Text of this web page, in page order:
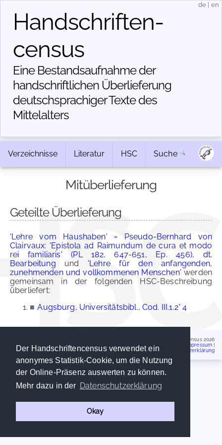
Der Handschriftencensus verwendet ein
anonymes Statistik-Cookie, um die Nutzung
der Online-Präsenz auswerten zu können.
Mehr dazu in der Datenschutzerklärung
Okay
Handschriften­
census
Eine Bestandsaufnahme der
handschriftlichen Über­lieferung
deutschsprachiger Texte des
Mittelalters
de en
Verzeichnisse Literatur HSC Suche
Mitüberlieferung
Geteilte Überlieferung
'Lehre vom Haushaben' = Pseudo-Bernhard von
Clairvaux: 'Epistola ad Raimundum de cura et modo
rei familiaris' (PL 182, 647-651, Ep. 456), dt.
Bearbeitung und 'Lehre für den anfangenden,
zunehmenden und vollkommenen Menschen' werden
gemeinsam in der folgenden HSC-Beschreibung
überliefert:
■ Augsburg, Universitätsbibl., Cod. III.1.2° 4
Handschriftencensus 2026
Impressum
Datenschutzerklärung